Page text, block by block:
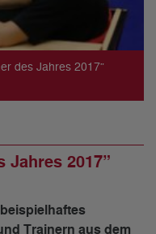
des Jahres 2017”
Jahres 2017”
Trainern aus dem